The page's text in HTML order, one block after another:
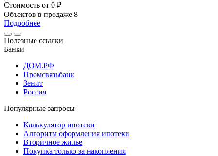
Стоимость от 0 ₽
Объектов в продаже 8
Подробнее
Полезные ссылки
Банки
ДОМ.РФ
Промсвязьбанк
Зенит
Россия
Популярные запросы
Калькулятор ипотеки
Алгоритм оформления ипотеки
Вторичное жилье
Покупка только за накопления